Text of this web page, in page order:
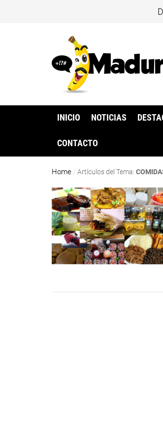
INICIO NOTICIAS
CONTACTO
Home /Artículos del Tema: